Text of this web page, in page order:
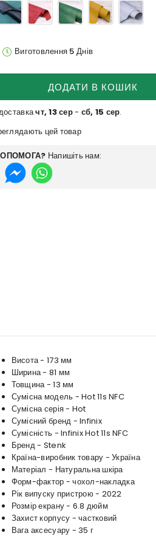
Виготовлення 5 Днів
ДОДАТИ В КОШИК
чт, 13 сер- сб, 15 сер.
цей товар
Напишіть нам:
Висота - 173 мм
Ширина - 81 мм
Товщина - 13 мм
Сумісна модель - Hot 11s NFC
Сумісна серія - Hot
Сумісний бренд - Infinix
Сумісність - Infinix Hot 11s NFC
Бренд - Stenk
Країна-виробник товару - Україна
Матеріал - Натуральна шкіра
Форм-фактор - чохол-накладка
Рік випуску пристрою - 2022
Розмір екрану - 6.8 дюйм
Захист корпусу - частковий
Вага аксесуару - 35 г